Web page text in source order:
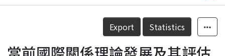
Details
Export Statistics